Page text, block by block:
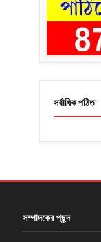
সর্বাধিক পঠিত
সম্পাদকের পছন্দ